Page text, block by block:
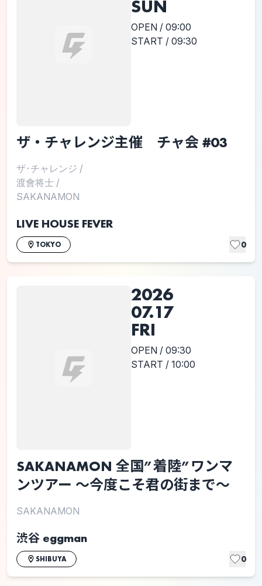
SUN
OPEN / 09:00
START / 09:30
ザ・チャレンジ主催 チャ会 #03
ザ･チャレンジ /
渡會将士 /
SAKANAMON
LIVE HOUSE FEVER
TOKYO 0
2026
07.17
FRI
OPEN / 09:30
START / 10:00
SAKANAMON 全国”着陸”ワンマ
ンツアー 〜今度こそ君の街まで〜
SAKANAMON
渋谷 eggman
SHIBUYA 0